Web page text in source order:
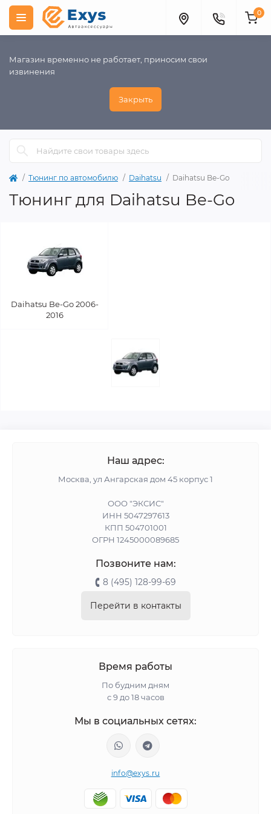
Магазин временно не работает, приносим свои
извинения
Закрыть
0
Тюнинг по автомобилю Daihatsu Daihatsu Be-Go
Тюнинг для Daihatsu Be-Go
Daihatsu Be-Go 2006-
2016
Наш адрес:
Москва, ул Ангарская дом 45 корпус 1
ООО "ЭКСИС"
ИНН 5047297613
КПП 504701001
ОГРН 1245000089685
Позвоните нам:
8 (495) 128-99-69
Перейти в контакты
Время работы
По будним дням
с 9 до 18 часов
Мы в социальных сетях:
info@exys.ru